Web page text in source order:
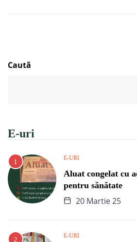
Caută
E-uri
E-URI
Aluat congelat cu
pentru sănătate
20 Martie 25
E-URI